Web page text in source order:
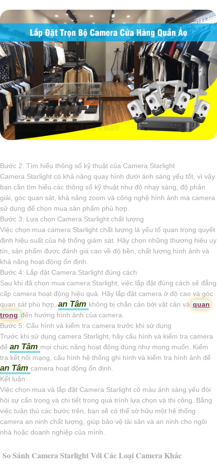
Bước 2: Tìm hiểu thông số kỹ thuật của Camera Starlight
Camera Starlight có khả năng quay hình dưới ánh sáng yếu tốt, vì vậy
bạn cần tìm hiểu các thông số kỹ thuật như độ nhạy sáng, độ phân
giải, góc quan sát, khả năng zoom và công nghệ hình ảnh mà camera
sử dụng để chọn mua sản phẩm phù hợp.
Bước 3: Lựa chọn Camera Starlight chất lượng
Việc chọn mua camera Starlight chất lượng là yếu tố quan trọng quyết
định hiệu suất của hệ thống giám sát. Hãy chọn những thương hiệu uy
tín, sản phẩm được đánh giá cao về độ bền, chất lượng hình ảnh và
khả năng hoạt động ổn định.
Bước 4: Lắp đặt Camera Starlight đúng cách
Sau khi đã chọn mua camera Starlight, việc lắp đặt đúng cách sẽ đẳng
cấp camera hoạt động hiệu quả. Hãy lắp đặt camera ở độ cao và góc
quan sát phù hợp, an Tâm không bị chắn cản bởi vật cản và quan
trọng đến hướng hình ảnh của camera.
Bước 5: Cấu hình và kiểm tra camera trước khi sử dụng
Trước khi sử dụng camera Starlight, hãy cấu hình và kiểm tra camera
để an Tâm mọi chức năng hoạt động đúng như mong muốn. Kiểm
tra kết nối mạng, cấu hình hệ thống ghi hình và kiểm tra hình ảnh để
an Tâm camera hoạt động ổn định.
Kết luận:
Việc chọn mua và lắp đặt Camera Starlight có màu ánh sáng yếu đòi
hỏi sự cẩn trọng và chi tiết trong quá trình lựa chọn và thi công. Bằng
việc tuân thủ các bước trên, bạn sẽ có thể sở hữu một hệ thống
camera an ninh chất lượng, giúp bảo vệ tài sản và an ninh cho ngôi
nhà hoặc doanh nghiệp của mình.
So Sánh Camera Starlight Với Các Loại Camera Khác